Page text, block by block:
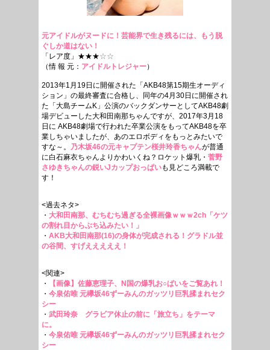
元アイドルがヌードに！芸能界で生き残るには、もう脱
ぐしか道はない！
「レア度」★★★☆☆
（情 報 元： アイドルトレジャー）
2013年1月19日に開催された「AKB48第15期生オーディ
ション」の最終審査に合格し、同年の4月30日に開催され
た「大島チームK」公演のバックダンサーとしてAKB48劇
場デビューした大和田南那ちゃんですが、2017年3月18
日に AKB48劇場で行われた卒業公演をもってAKB48を卒
業しちゃいましたが、あのエロボディをもっとみたいで
すな～。 乃木坂46の元キャプテン桜井玲香ちゃんが普通
に白石麻衣ちゃんよりかわいくね？ロケット爆乳・ 菅野
さゆきちゃんの鋭いJカップおっぱいも見どころ満載で
す！
<過去ネタ>
・ 大和田南那、むちむち過ぎる全裸画像ｗｗｗ2ch「ケツ
の割れ目からぶち込みたい！」
・ AKB大和田南那(16)の身体が完成される！グラドル並
の谷間、すげえええええ！
<関連>
・
【画像】佐藤恵理子、N国の爆乳お○ぱいをご覧あれ！
・ 今泉佑唯 元欅坂46ずーみんのガッツリ巨乳揉まれセク
シー
・ 武田玲奈 グラビア休止の前に「旅立ち」をテーマ
に。
・ 今泉佑唯 元欅坂46ずーみんのガッツリ巨乳揉まれセク
シー